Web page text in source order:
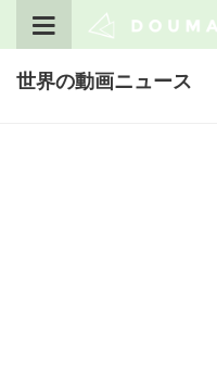
世界の動画ニュース